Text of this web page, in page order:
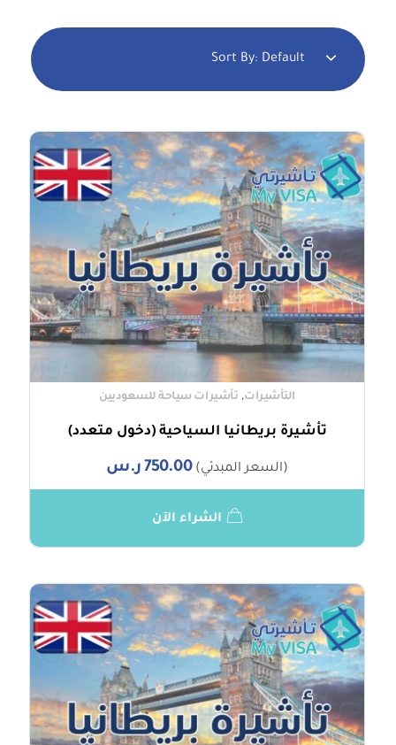
Sort By: Default
تأشيرة بريطانيا السياحية (دخول متعدد)
(السعر المبدئي)750.00 ر.س
التأشيرات, تأشيرات سياحة للسعوديين
الشراء الآن